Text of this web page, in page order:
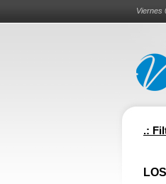
Viernes
.: